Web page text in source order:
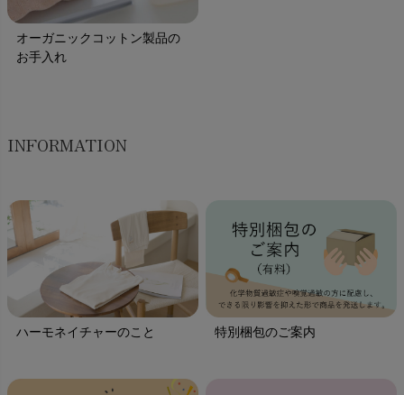
オーガニックコットン製品の
お手入れ
INFORMATION
ハーモネイチャーのこと 特別梱包のご案内